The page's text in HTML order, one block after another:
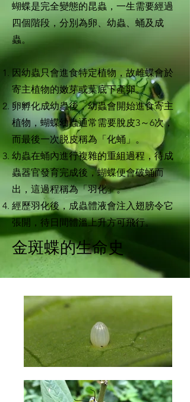
蝴蝶是完全變態的昆蟲，一生需要經過
四個階段，分別為卵、幼蟲、蛹及成
蟲。
因幼蟲只會進食特定植物，故雌蝶會於
寄主植物的嫩芽或葉底下產卵。
卵孵化成幼蟲後，幼蟲會開始進食寄主
植物，蝴蝶幼蟲通常需要脫皮3～6次，
而最後一次脱皮稱為「化蛹」。
幼蟲在蛹內進行複雜的重組過程，待成
蟲器官發育完成後，蝴蝶便會破蛹而
出，這過程稱為「羽化」。
經歷羽化後，成蟲體液會注入翅膀令它
張開，待日間體溫上升方可飛行。
​金斑蝶的生命史